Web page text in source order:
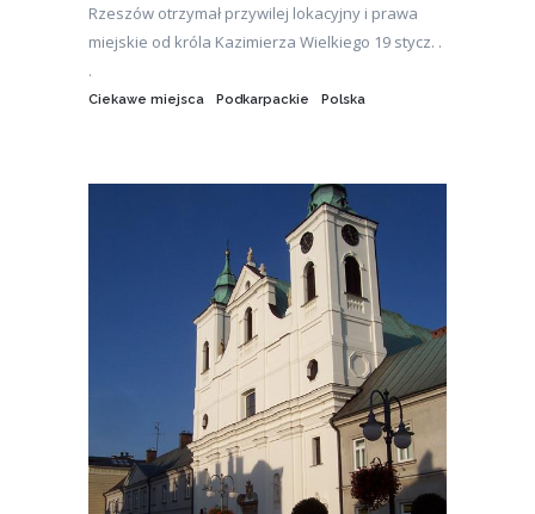
Rzeszów otrzymał przywilej lokacyjny i prawa
miejskie od króla Kazimierza Wielkiego 19 stycz. .
.
Ciekawe miejsca Podkarpackie Polska